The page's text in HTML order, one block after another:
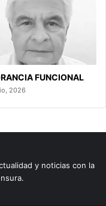
FUNCIONAL
2026
y noticias con la